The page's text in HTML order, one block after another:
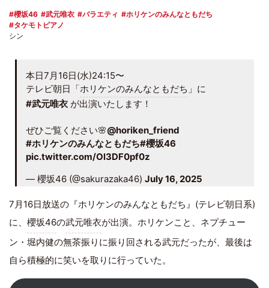
櫻坂46 武元唯衣 バラエティ
ホリケンのみんなともだち
タケモトピアノ
シン
本日7月16日(水)24:15〜
テレビ朝日「ホリケンのみんなともだち 」に
#武元唯衣 が出演いたします！
ぜひご覧ください🌸@horiken_friend
#ホリケンのみんなともだち#櫻坂46
pic.twitter.com/Ol3DF0pf0z
— 櫻坂46 (@sakurazaka46) July 16, 2025
7月16日放送の『ホリケンのみんなともだち』(テレビ朝日系)
に、 櫻坂46の武元唯衣が出演。ホリケンこと、ネプチュー
ン・堀内健の無茶振りに振り回される武元だったが、最後は
自ら積極的に笑いを取りに行っていた。